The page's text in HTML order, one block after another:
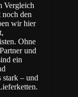
Vergleich
noch den
wir hier
Ohne
und
ein
stark – und